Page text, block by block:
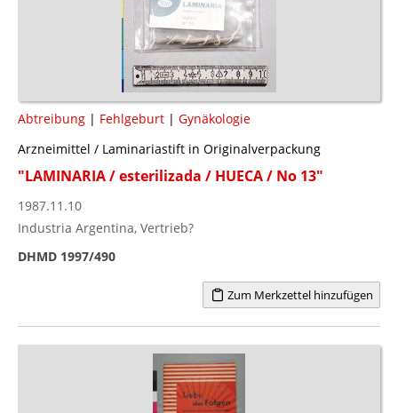
Abtreibung | Fehlgeburt | Gynäkologie
Arzneimittel / Laminariastift in Originalverpackung
"LAMINARIA / esterilizada / HUECA / No 13"
1987.11.10
Industria Argentina, Vertrieb?
DHMD 1997/490
Zum Merkzettel hinzufügen